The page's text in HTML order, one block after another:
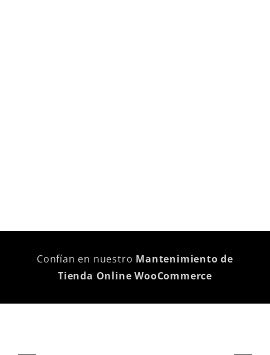
Confían en nuestro Mantenimiento de
Tienda Online WooCommerce